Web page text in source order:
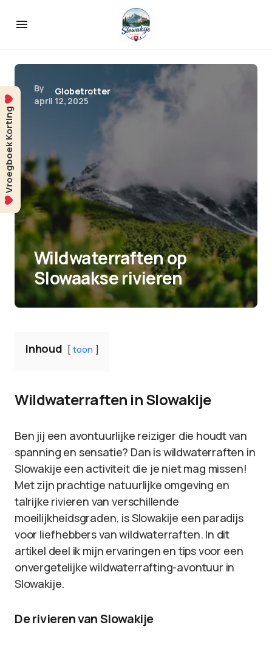
By
Globetrotter
april 12, 2025
Wildwaterraften op
Slowaakse rivieren
Inhoud toon
Wildwaterraften in Slowakije
Ben jij een avontuurlijke reiziger die houdt van
spanning en sensatie? Dan is wildwaterraften in
Slowakije een activiteit die je niet mag missen!
Met zijn prachtige natuurlijke omgeving en
talrijke rivieren van verschillende
moeilijkheidsgraden, is Slowakije een paradijs
voor liefhebbers van wildwaterraften. In dit
artikel deel ik mijn ervaringen en tips voor een
onvergetelijke wildwaterrafting-avontuur in
Slowakije.
De rivieren van Slowakije
Vroegboek Korting